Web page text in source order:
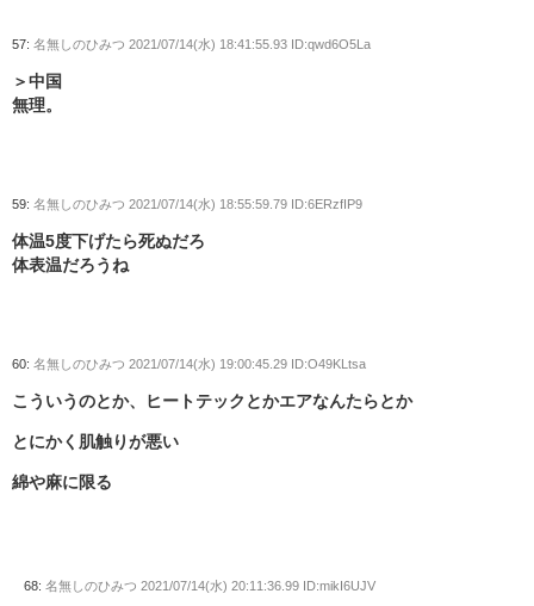
57: 名無しのひみつ 2021/07/14(水) 18:41:55.93 ID:qwd6O5La
＞中国
無理。
59: 名無しのひみつ 2021/07/14(水) 18:55:59.79 ID:6ERzfIP9
体温5度下げたら死ぬだろ
体表温だろうね
60: 名無しのひみつ 2021/07/14(水) 19:00:45.29 ID:O49KLtsa
こういうのとか、ヒートテックとかエアなんたらとか
とにかく肌触りが悪い
綿や麻に限る
68: 名無しのひみつ 2021/07/14(水) 20:11:36.99 ID:mikI6UJV